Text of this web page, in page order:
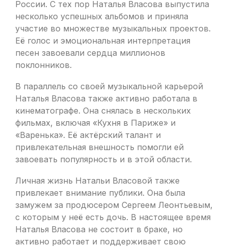
России. С тех пор Наталья Власова выпустила
несколько успешных альбомов и приняла
участие во множестве музыкальных проектов.
Её голос и эмоциональная интерпретация
песен завоевали сердца миллионов
поклонников.
В параллель со своей музыкальной карьерой
Наталья Власова также активно работала в
кинематографе. Она снялась в нескольких
фильмах, включая «Кухня в Париже» и
«Варенька». Её актёрский талант и
привлекательная внешность помогли ей
завоевать популярность и в этой области.
Личная жизнь Натальи Власовой также
привлекает внимание публики. Она была
замужем за продюсером Сергеем Леонтьевым,
с которым у неё есть дочь. В настоящее время
Наталья Власова не состоит в браке, но
активно работает и поддерживает свою